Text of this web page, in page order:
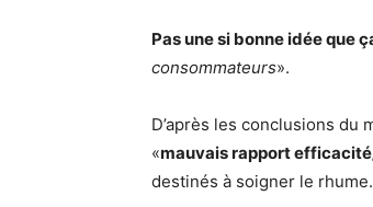
Pas une si bonne idée que
consommateurs».
D’après les conclusions du
«mauvais rapport
destinés à soigner le rhume.